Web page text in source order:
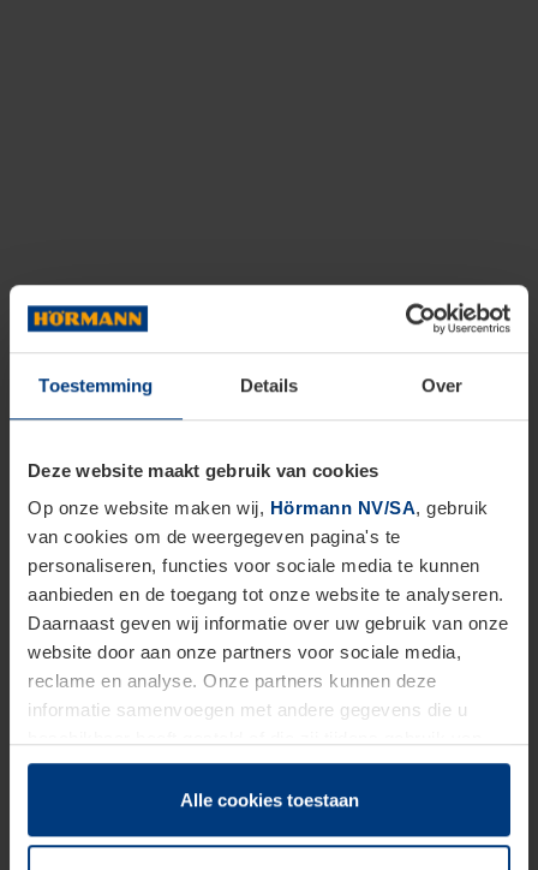
Toestemming Details Over
Deze website maakt gebruik van cookies
Op onze website maken wij, Hörmann NV/SA, gebruik
van cookies om de weergegeven pagina's te
personaliseren, functies voor sociale media te kunnen
aanbieden en de toegang tot onze website te analyseren.
Daarnaast geven wij informatie over uw gebruik van onze
website door aan onze partners voor sociale media,
reclame en analyse. Onze partners kunnen deze
informatie samenvoegen met andere gegevens die u
hun diensten hebben verzameld.
Juridisch hebben wij het recht om cookies op uw
van deze pagina's absoluut vereist is. Voor alle andere
Alle cookies toestaan